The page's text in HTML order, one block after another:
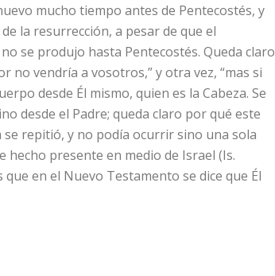
mucho tiempo antes de Pentecostés, y
la resurrección, a pesar de que el
se produjo hasta Pentecostés. Queda claro
no vendría a vosotros,” y otra vez, “mas si
desde Él mismo, quien es la Cabeza. Se
desde el Padre; queda claro por qué este
repitió, y no podía ocurrir sino una sola
hecho presente en medio de Israel (Is.
en el Nuevo Testamento se dice que Él